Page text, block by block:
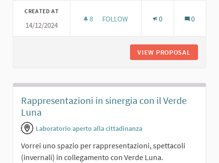
CREATED AT
14/12/2024
8 8 FOLLOWERS
FOLLOW 0 0
VIEW PROPOSAL
Rappresentazioni in sinergia con il Verde
Luna
Laboratorio aperto alla cittadinanza
Vorrei uno spazio per rappresentazioni, spettacoli
(invernali) in collegamento con Verde Luna.